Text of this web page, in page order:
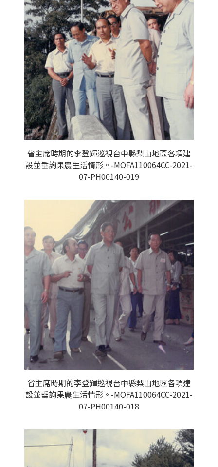
省主席時期的李登輝巡視台中縣梨山地區各項建
設並垂詢果農生活情形。-MOFA110064CC-2021-
07-PH00140-019
省主席時期的李登輝巡視台中縣梨山地區各項建
設並垂詢果農生活情形。-MOFA110064CC-2021-
07-PH00140-018